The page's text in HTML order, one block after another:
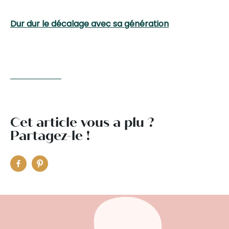
Dur dur le décalage avec sa génération
Cet article vous a plu ?
Partagez-le !